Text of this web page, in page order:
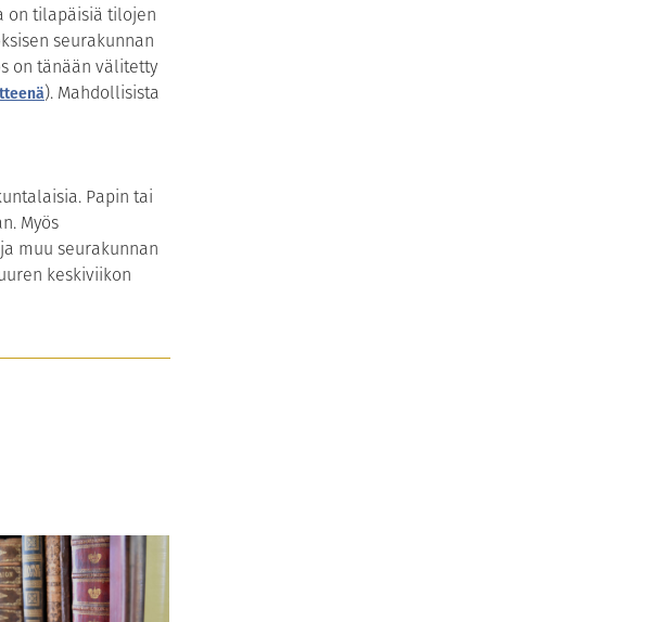
on tilapäisiä tilojen
seurakunnan
on tänään välitetty
). Mahdollisista
Papin tai
Myös
muu seurakunnan
keskiviikon